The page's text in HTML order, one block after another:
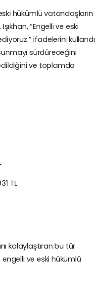
hükümlü vatandaşların
“Engelli ve eski
ifadelerini kullandı.
sürdüreceğini
ve toplamda
TL
kolaylaştıran bu tür
ve eski hükümlü